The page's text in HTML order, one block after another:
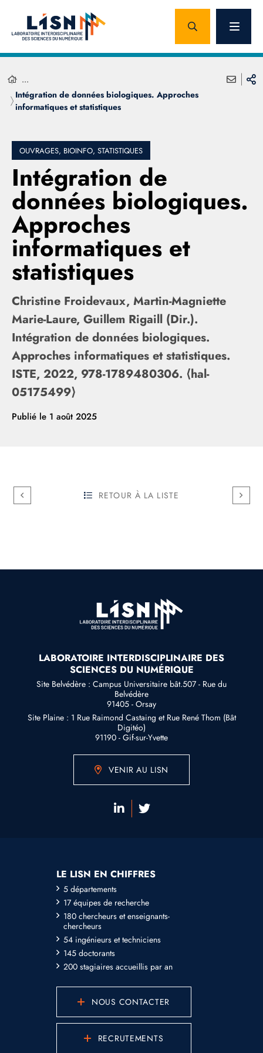
...
Intégration de données biologiques. Approches
informatiques et statistiques
OUVRAGES, BIOINFO, STATISTIQUES
Intégration de
données biologiques.
Approches
informatiques et
statistiques
Christine Froidevaux, Martin-Magniette
Marie-Laure, Guillem Rigaill (Dir.).
Intégration de données biologiques.
Approches informatiques et statistiques.
ISTE, 2022, 978-1789480306. ⟨hal-
05175499⟩
Publié le 1 août 2025
RETOUR À LA LISTE
LABORATOIRE INTERDISCIPLINAIRE DES
SCIENCES DU NUMÉRIQUE
Site Belvédère : Campus Universitaire bât.507 - Rue du
Belvédère
91405 - Orsay
Site Plaine : 1 Rue Raimond Castaing et Rue René Thom (Bât
Digitéo)
91190 - Gif-sur-Yvette
VENIR AU LISN
LE LISN EN CHIFFRES
5 départements
17 équipes de recherche
180 chercheurs et enseignants-
chercheurs
54 ingénieurs et techniciens
145 doctorants
200 stagiaires accueillis par an
NOUS CONTACTER
RECRUTEMENTS